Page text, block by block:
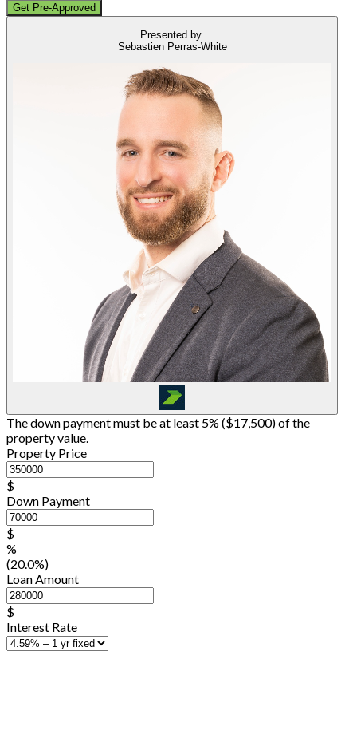
Get Pre-Approved
Presented by
Sebastien Perras-White
The down payment must be at least 5% ($17,500) of the
property value.
Property Price
$
Down Payment
$
%
(20.0%)
Loan Amount
$
Interest Rate